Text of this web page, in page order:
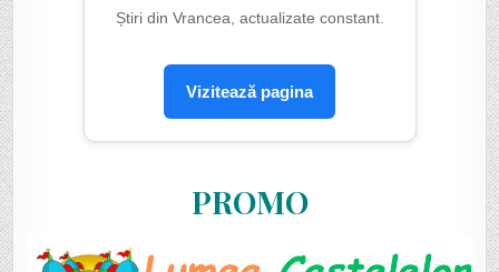
Știri din Vrancea, actualizate constant.
Vizitează pagina
PROMO